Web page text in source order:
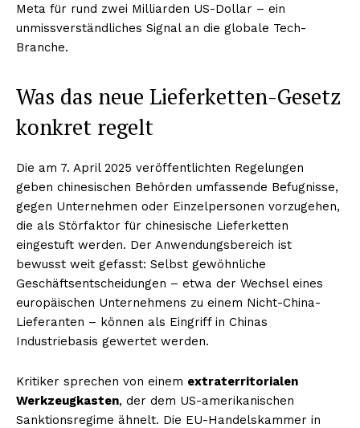
Meta für rund zwei Milliarden US-Dollar – ein
unmissverständliches Signal an die globale Tech-
Branche.
Was das neue Lieferketten-Gesetz
konkret regelt
Die am 7. April 2025 veröffentlichten Regelungen
geben chinesischen Behörden umfassende Befugnisse,
gegen Unternehmen oder Einzelpersonen vorzugehen,
die als Störfaktor für chinesische Lieferketten
eingestuft werden. Der Anwendungsbereich ist
bewusst weit gefasst: Selbst gewöhnliche
Geschäftsentscheidungen – etwa der Wechsel eines
europäischen Unternehmens zu einem Nicht-China-
Lieferanten – können als Eingriff in Chinas
Industriebasis gewertet werden.
Kritiker sprechen von einem extraterritorialen
Werkzeugkasten, der dem US-amerikanischen
Sanktionsregime ähnelt. Die EU-Handelskammer in